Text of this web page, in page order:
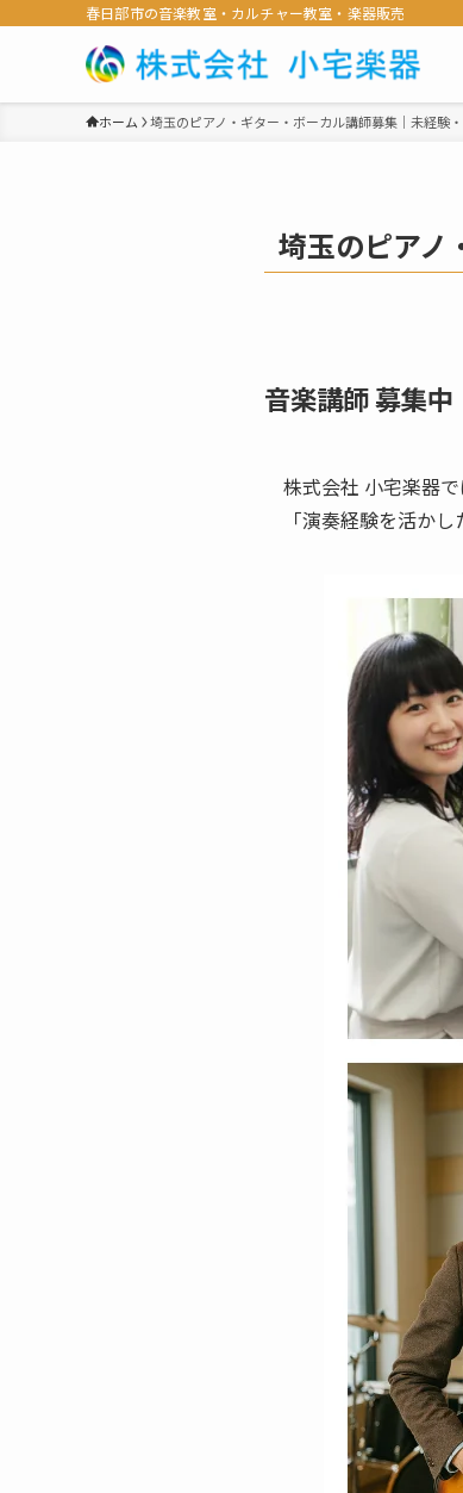
春日部市の音楽教室・カルチャー教室・楽器販売
ホーム 埼玉のピアノ・ギター・ボーカル講師募集｜未経験
埼玉のピアノ
音楽講師 募集
株式会社 小宅楽器
「演奏経験を活か